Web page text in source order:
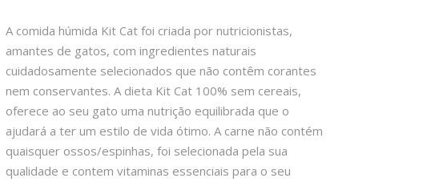
A comida húmida Kit Cat foi criada por nutricionistas,
amantes de gatos, com ingredientes naturais
cuidadosamente selecionados que não contêm corantes
nem conservantes. A dieta Kit Cat 100% sem cereais,
oferece ao seu gato uma nutrição equilibrada que o
ajudará a ter um estilo de vida ótimo. A carne não contém
quaisquer ossos/espinhas, foi selecionada pela sua
qualidade e contem vitaminas essenciais para o seu